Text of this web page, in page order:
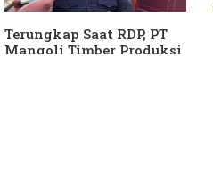
Terungkap Saat RDP, PT
Mangoli Timber Produksi